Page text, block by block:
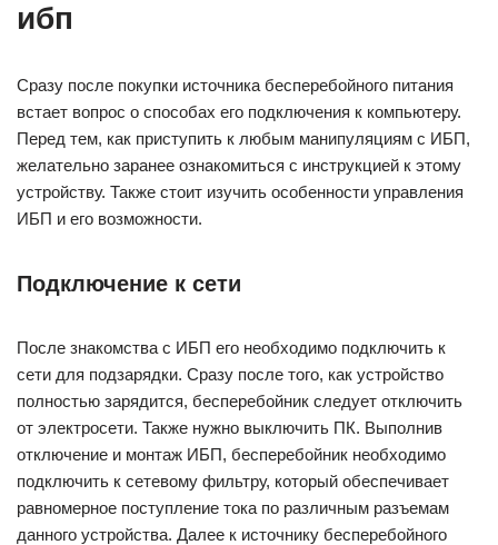
ибп
Сразу после покупки источника бесперебойного питания
встает вопрос о способах его подключения к компьютеру.
Перед тем, как приступить к любым манипуляциям с ИБП,
желательно заранее ознакомиться с инструкцией к этому
устройству. Также стоит изучить особенности управления
ИБП и его возможности.
Подключение к сети
После знакомства с ИБП его необходимо подключить к
сети для подзарядки. Сразу после того, как устройство
полностью зарядится, бесперебойник следует отключить
от электросети. Также нужно выключить ПК. Выполнив
отключение и монтаж ИБП, бесперебойник необходимо
подключить к сетевому фильтру, который обеспечивает
равномерное поступление тока по различным разъемам
данного устройства. Далее к источнику бесперебойного